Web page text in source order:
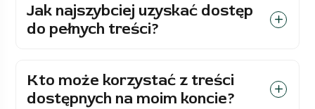
Jak najszybciej uzyskać dostęp
do pełnych treści?
Kto może korzystać z treści
dostępnych na moim koncie?